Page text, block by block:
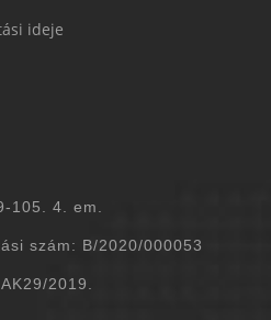
ideje
105. 4. em.
szám: B/2020/000053
2019.